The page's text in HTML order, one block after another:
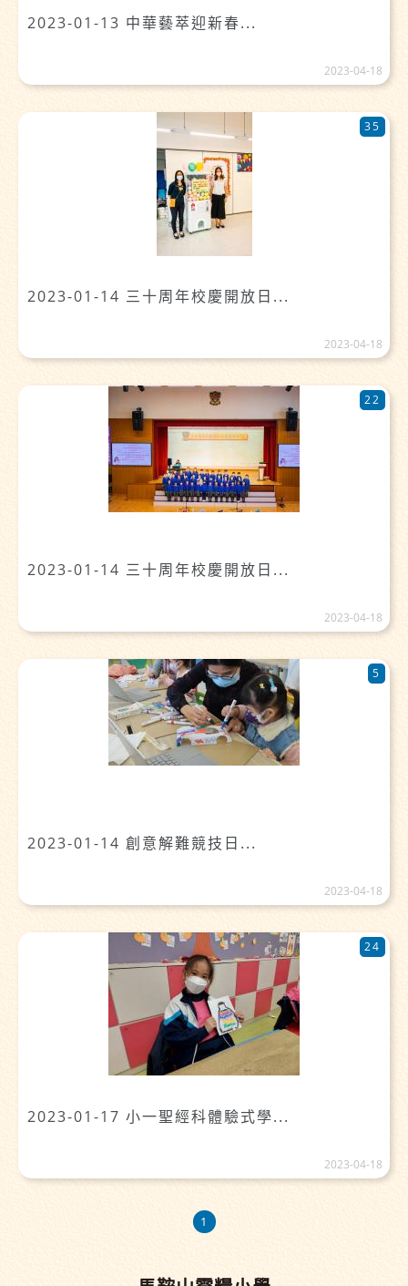
2023-01-13 中華藝萃迎新春...
2023-04-18
2023-01-14 三十周年校慶開放日...
35
2023-04-18
2023-01-14 三十周年校慶開放日...
22
2023-04-18
2023-01-14 創意解難競技日...
5
2023-04-18
2023-01-17 小一聖經科體驗式學...
24
2023-04-18
1